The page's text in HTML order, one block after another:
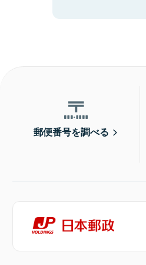
郵便番号を調べる